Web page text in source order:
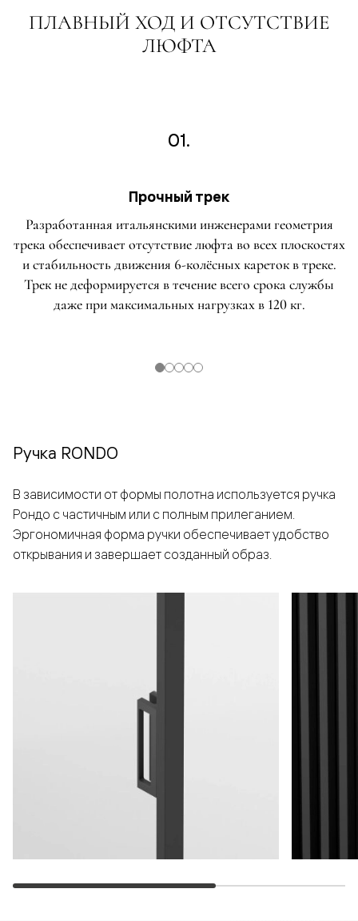
ПЛАВНЫЙ ХОД И ОТСУТСТВИЕ
ЛЮФТА
01.
Прочный трек
Разработанная итальянскими инженерами геометрия
трека обеспечивает отсутствие люфта во всех плоскостях
и стабильность движения 6-колёсных кареток в треке.
Трек не деформируется в течение всего срока службы
даже при максимальных нагрузках в 120 кг.
Ручка RONDO
В зависимости от формы полотна используется ручка
Рондо с частичным или с полным прилеганием.
Эргономичная форма ручки обеспечивает удобство
открывания и завершает созданный образ.